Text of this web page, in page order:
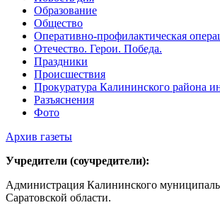
Образование
Общество
Оперативно-профилактическая
Отечество. Герои. Победа.
Праздники
Происшествия
Прокуратура Калининского района
Разъяснения
Фото
Архив газеты
Учредители (соучредители):
Администрация Калининского
Саратовской области.